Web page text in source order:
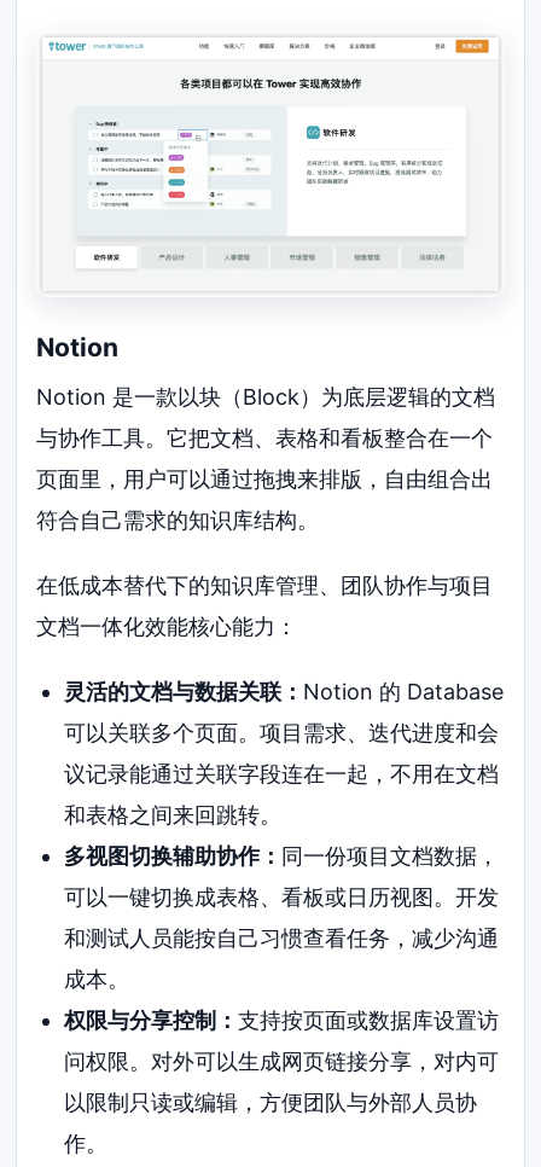
Notion
Notion 是一款以块（Block）为底层逻辑的文档
与协作工具。它把文档、表格和看板整合在一个
页面里，用户可以通过拖拽来排版，自由组合出
符合自己需求的知识库结构。
在低成本替代下的知识库管理、团队协作与项目
文档一体化效能核心能力：
灵活的文档与数据关联： Notion 的 Database
可以关联多个页面。项目需求、迭代进度和会
议记录能通过关联字段连在一起，不用在文档
和表格之间来回跳转。
多视图切换辅助协作： 同一份项目文档数据，
可以一键切换成表格、看板或日历视图。开发
和测试人员能按自己习惯查看任务，减少沟通
成本。
权限与分享控制： 支持按页面或数据库设置访
问权限。对外可以生成网页链接分享，对内可
以限制只读或编辑，方便团队与外部人员协
作。